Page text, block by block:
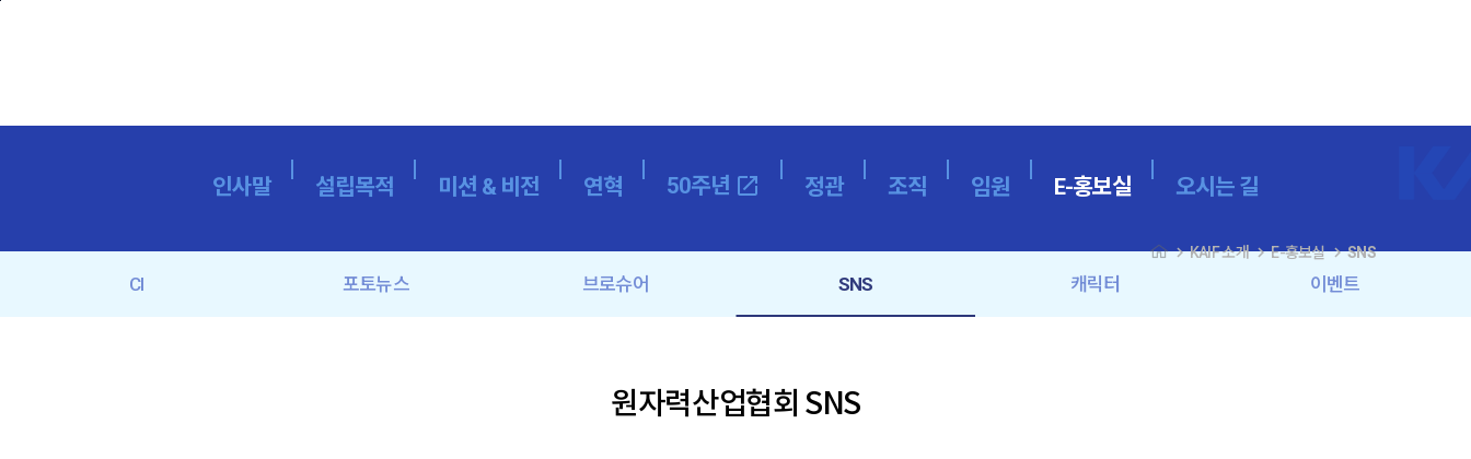
인사말 설립목적 미션 & 비전 연혁 50주년 open_in_new 정관 조직 임원 E-홍보실 오시는 길
CI 포토뉴스 브로슈어 SNS 캐릭터 이벤트
navigate_nextKAIF 소개navigate_nextE-홍보실navigate_nextSNS
원자력산업협회 SNS